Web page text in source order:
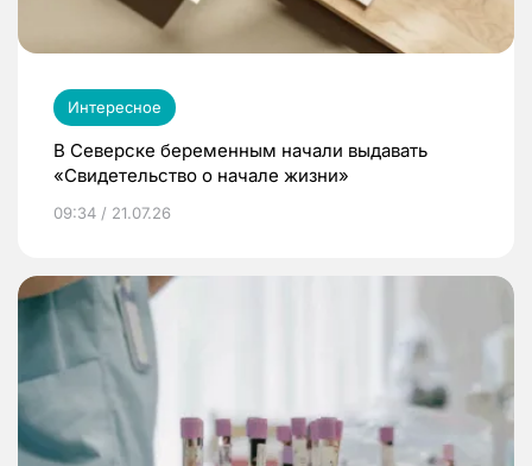
Интересное
В Северске беременным начали выдавать
«Свидетельство о начале жизни»
09:34 / 21.07.26